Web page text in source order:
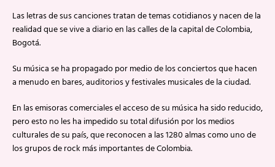
Las letras de sus canciones tratan de temas cotidianos y nacen de la
realidad que se vive a diario en las calles de la capital de Colombia,
Bogotá.
Su música se ha propagado por medio de los conciertos que hacen
a menudo en bares, auditorios y festivales musicales de la ciudad.
En las emisoras comerciales el acceso de su música ha sido reducido,
pero esto no les ha impedido su total difusión por los medios
culturales de su país, que reconocen a las 1280 almas como uno de
los grupos de rock más importantes de Colombia.